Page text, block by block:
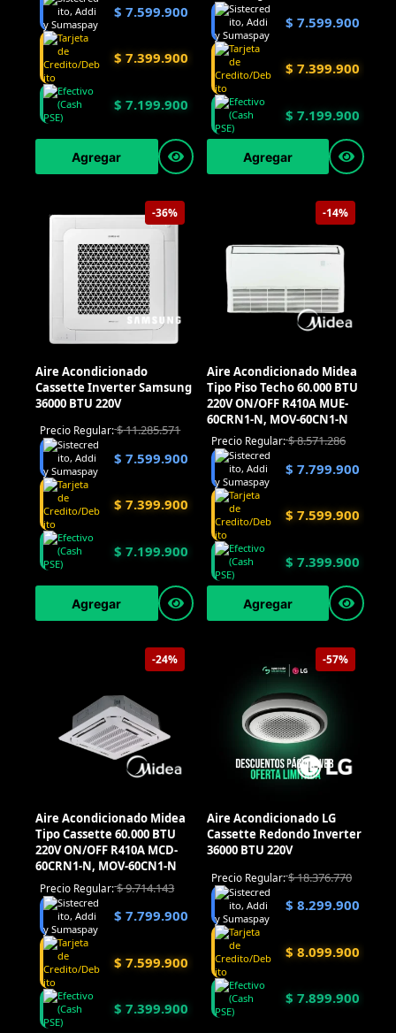
$ 7.599.900
$ 7.399.900
$ 7.199.900
Agregar
$ 7.599.900
$ 7.399.900
$ 7.199.900
Agregar
-36%
Aire Acondicionado
Cassette Inverter Samsung
36000 BTU 220V
Precio Regular:$11.285.571
$ 7.599.900
$ 7.399.900
$ 7.199.900
Agregar
-14%
Aire Acondicionado Midea
Tipo Piso Techo 60.000 BTU
220V ON/OFF R410A MUE-
60CRN1-N, MOV-60CN1-N
Precio Regular:$8.571.286
$ 7.799.900
$ 7.599.900
$ 7.399.900
Agregar
-24%
Aire Acondicionado Midea
Tipo Cassette 60.000 BTU
220V ON/OFF R410A MCD-
60CRN1-N, MOV-60CN1-N
Precio Regular:$9.714.143
$ 7.799.900
$ 7.599.900
$ 7.399.900
-57%
Aire Acondicionado LG
Cassette Redondo Inverter
36000 BTU 220V
Precio Regular:$18.376.770
$ 8.299.900
$ 8.099.900
$ 7.899.900